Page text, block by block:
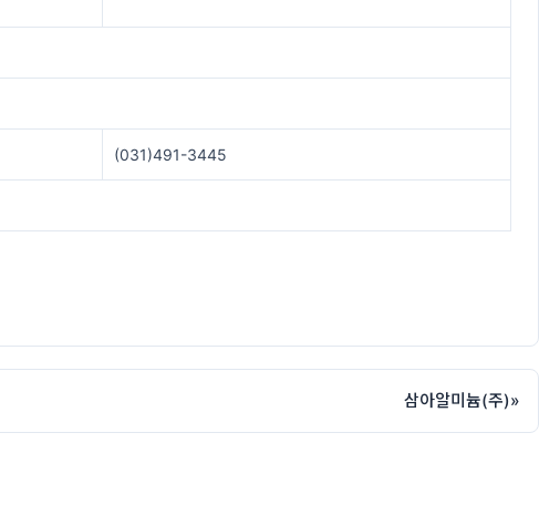
(031)491-3445
삼아알미늄(주)»